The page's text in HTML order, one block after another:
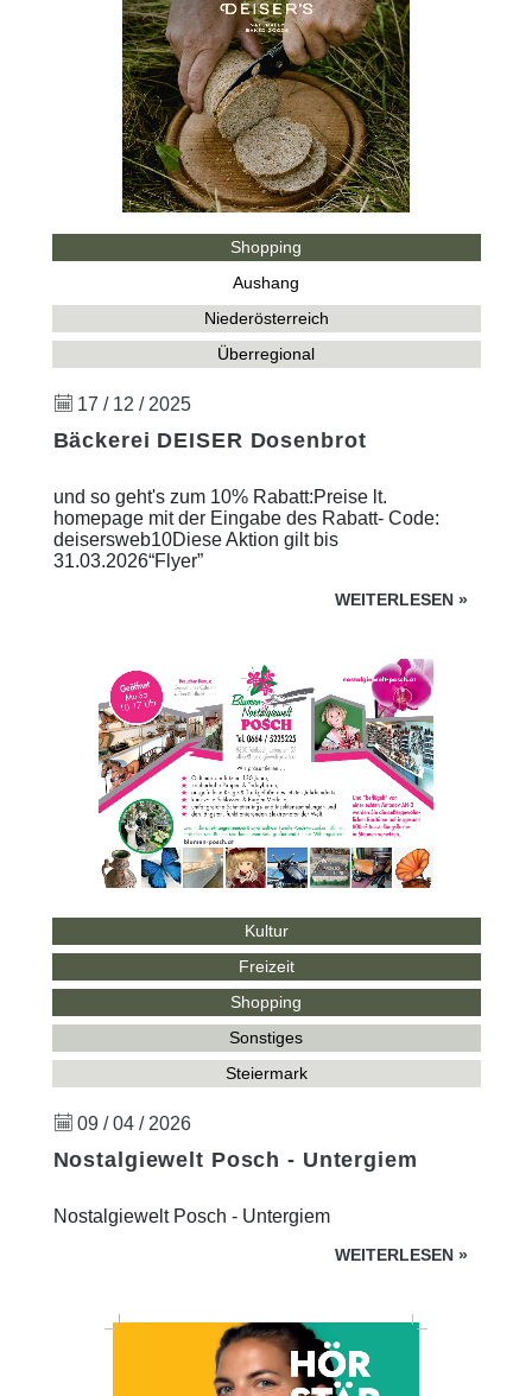
Shopping
Aushang
Niederösterreich
Überregional
17 / 12 / 2025
Bäckerei DEISER Dosenbrot
und so geht's zum 10% Rabatt:Preise lt.
homepage mit der Eingabe des Rabatt- Code:
deisersweb10Diese Aktion gilt bis
31.03.2026“Flyer”
WEITERLESEN »
Kultur
Freizeit
Shopping
Sonstiges
Steiermark
09 / 04 / 2026
Nostalgiewelt Posch - Untergiem
Nostalgiewelt Posch - Untergiem
WEITERLESEN »